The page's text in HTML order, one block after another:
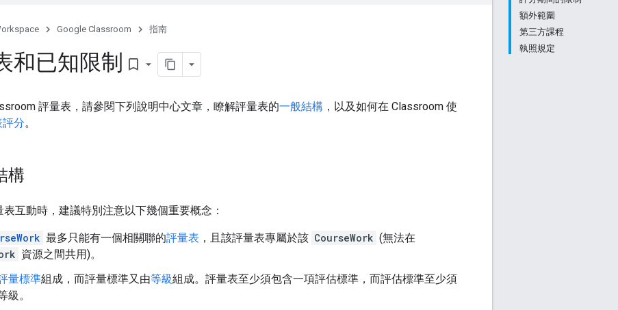
額外範圍
第三方課程
執照規定
Google Classroom 指南
和已知限制 bookmark_border
評量表，請參閱下列說明中心文章，瞭解評量表的一般結構 ，以及如何在 Classroom 使
分。
構
互動時，建議特別注意以下幾個重要概念：
最多只能有一個相關聯的評量表 ，且該評量表專屬於該 CourseWork (無法在
資源之間共用)。
量標準組成，而評量標準又由等級組成。評量表至少須包含一項評估標準，而評估標準至少須
級。